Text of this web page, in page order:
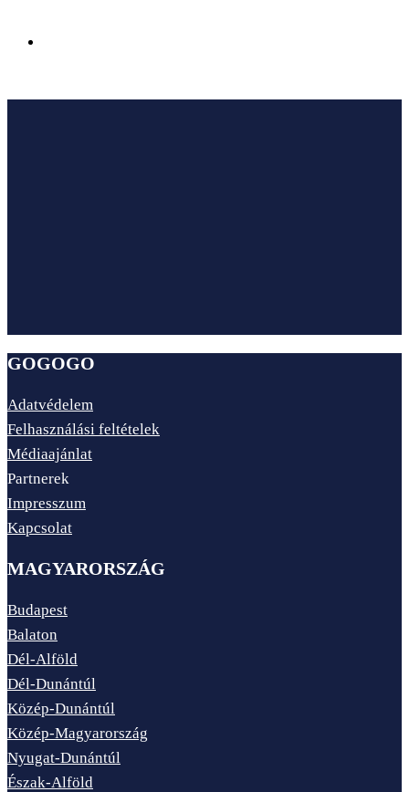
GOGOGO
Adatvédelem
Felhasználási feltételek
Médiaajánlat
Partnerek
Impresszum
Kapcsolat
MAGYARORSZÁG
Budapest
Balaton
Dél-Alföld
Dél-Dunántúl
Közép-Dunántúl
Közép-Magyarország
Nyugat-Dunántúl
Észak-Alföld